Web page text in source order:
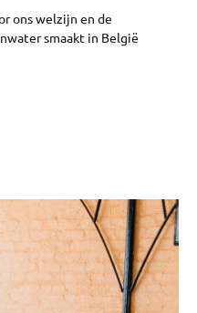
ons welzijn en de
smaakt in België